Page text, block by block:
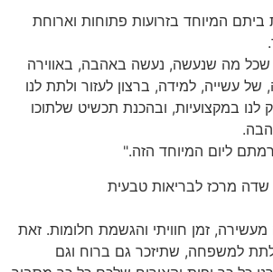
ביתם המיוחד בזרועות פתוחות וארוחת
מה שנעשה, נעשה באהבה, באווירה
עשייה, למידה, ברצון לעזור ולתת לנו
לנו במקצועיות, ובהכנת תכשיט שלתוכו
ליום המיוחד הזה."
זמן חוויתי והגשמת חלומות. זאת
למשפחה, שתיזכר גם ברוח וגם